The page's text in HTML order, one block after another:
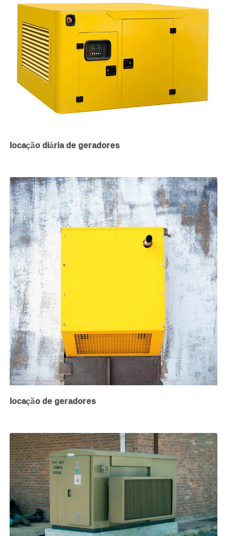
locação diária de geradores
locação de geradores